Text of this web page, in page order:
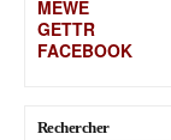
MEWE
GETTR
FACEBOOK
Rechercher